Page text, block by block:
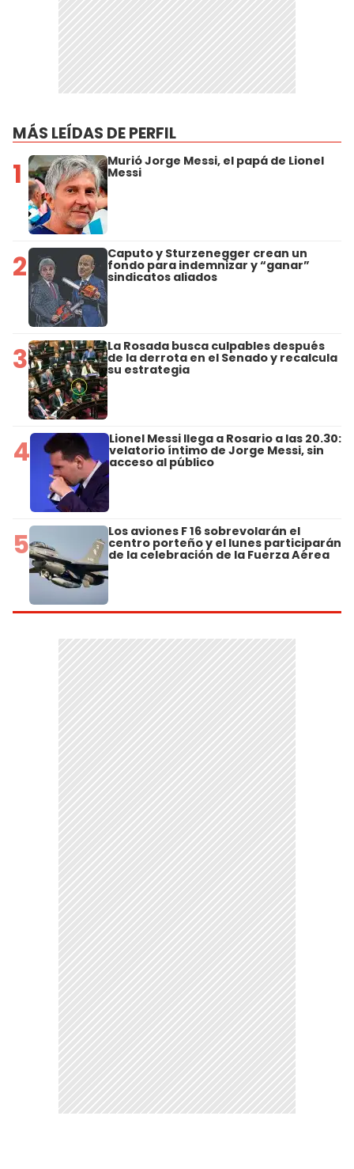
MÁS LEÍDAS DE PERFIL
1 Murió Jorge Messi, el papá de Lionel
Messi
2 Caputo y Sturzenegger crean un
fondo para indemnizar y “ganar”
sindicatos aliados
3 La Rosada busca culpables después
de la derrota en el Senado y recalcula
su estrategia
4 Lionel Messi llega a Rosario a las 20.30:
velatorio íntimo de Jorge Messi, sin
acceso al público
5 Los aviones F 16 sobrevolarán el
centro porteño y el lunes participarán
de la celebración de la Fuerza Aérea